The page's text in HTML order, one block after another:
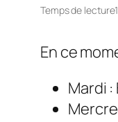
Temps de lecture
En ce
Mardi